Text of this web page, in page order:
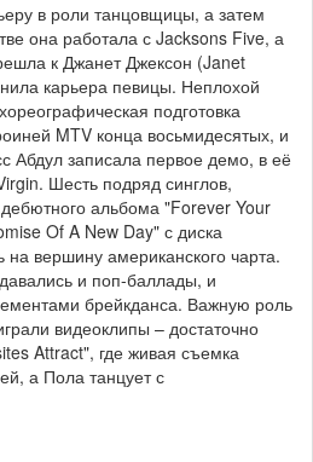
в роли танцовщицы, а затем
она работала с Jacksons Five, а
к Джанет Джексон (Janet
карьера певицы. Неплохой
подготовка
MTV конца восьмидесятых, и
Абдул записала первое демо, в её
Шесть подряд синглов,
альбома "Forever Your
Of A New Day" с диска
вершину американского чарта.
и поп-баллады, и
брейкданса. Важную роль
видеоклипы – достаточно
Attract", где живая съемка
а Пола танцует с